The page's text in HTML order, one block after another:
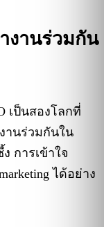
งานร่วมกัน
เป็นสองโลกที่
านร่วมกันใน
การเข้าใจ
ได้อย่าง